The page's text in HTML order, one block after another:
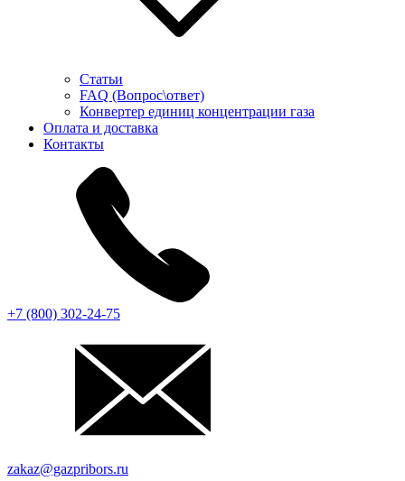
Статьи
FAQ (Вопрос\ответ)
Конвертер единиц концентрации газа
Оплата и доставка
Контакты
+7 (800) 302-24-75
zakaz@gazpribors.ru